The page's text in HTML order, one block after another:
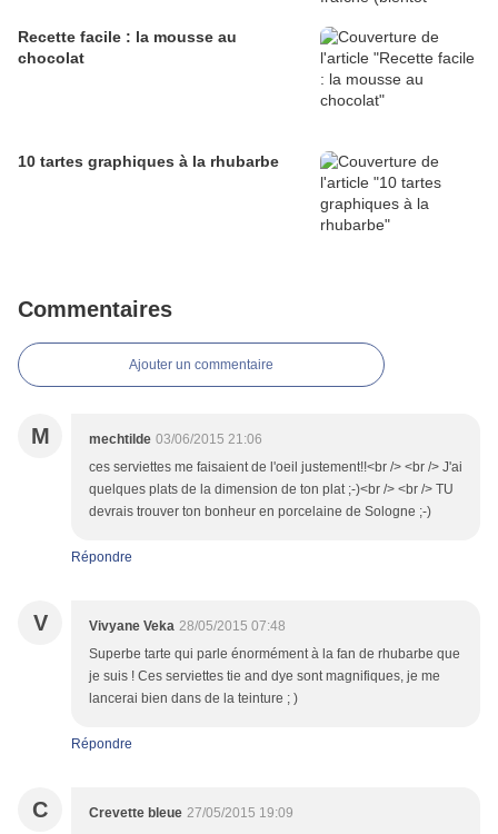
Recette facile : la mousse au
chocolat
10 tartes graphiques à la rhubarbe
Commentaires
Ajouter un commentaire
M mechtilde 03/06/2015 21:06
ces serviettes me faisaient de l'oeil justement!!<br /> <br /> J'ai
quelques plats de la dimension de ton plat ;-)<br /> <br /> TU
devrais trouver ton bonheur en porcelaine de Sologne ;-)
Répondre
V Vivyane Veka 28/05/2015 07:48
Superbe tarte qui parle énormément à la fan de rhubarbe que
je suis ! Ces serviettes tie and dye sont magnifiques, je me
lancerai bien dans de la teinture ; )
Répondre
C Crevette bleue 27/05/2015 19:09